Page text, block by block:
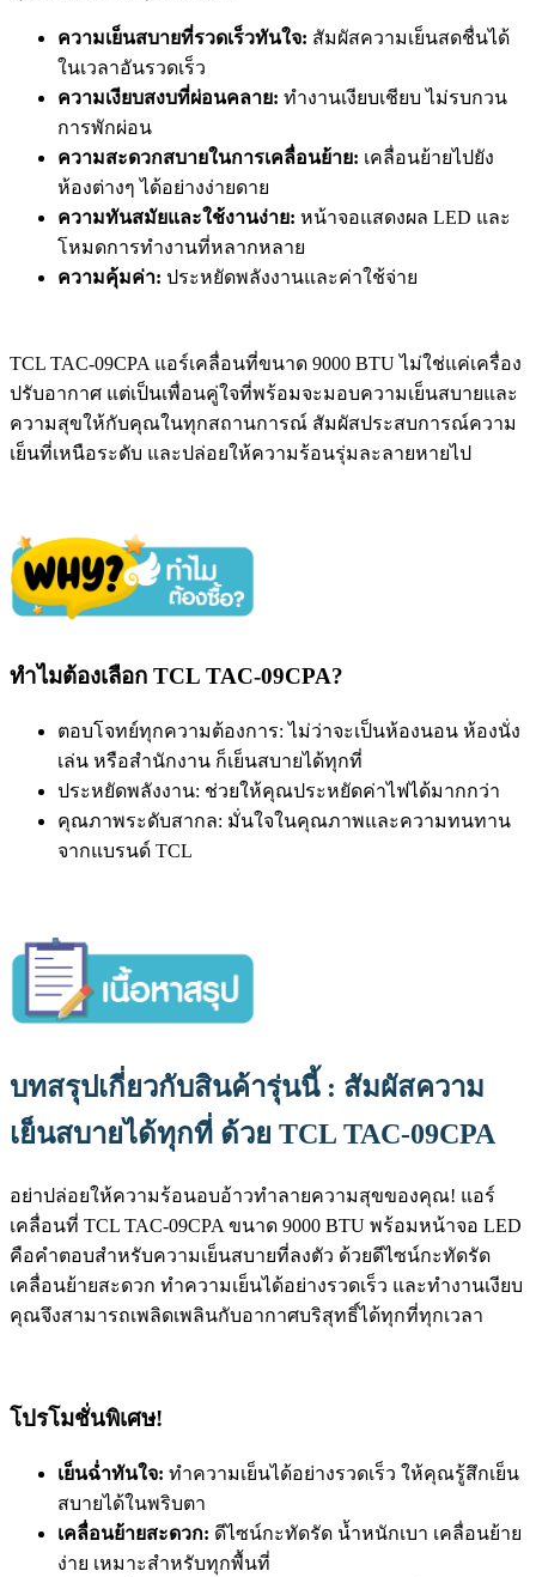
ความเย็นสบายที่รวดเร็วทันใจ: สัมผัสความเย็นสดชื่นได้
ในเวลาอันรวดเร็ว
ความเงียบสงบที่ผ่อนคลาย: ทำงานเงียบเชียบ ไม่รบกวน
การพักผ่อน
ความสะดวกสบายในการเคลื่อนย้าย: เคลื่อนย้ายไปยัง
ห้องต่างๆ ได้อย่างง่ายดาย
ความทันสมัยและใช้งานง่าย: หน้าจอแสดงผล LED และ
โหมดการทำงานที่หลากหลาย
ความคุ้มค่า: ประหยัดพลังงานและค่าใช้จ่าย
TCL TAC-09CPA แอร์เคลื่อนที่ขนาด 9000 BTU ไม่ใช่แค่เครื่อง
ปรับอากาศ แต่เป็นเพื่อนคู่ใจที่พร้อมจะมอบความเย็นสบายและ
ความสุขให้กับคุณในทุกสถานการณ์ สัมผัสประสบการณ์ความ
เย็นที่เหนือระดับ และปล่อยให้ความร้อนรุ่มละลายหายไป
ทำไมต้องเลือก TCL TAC-09CPA?
ตอบโจทย์ทุกความต้องการ: ไม่ว่าจะเป็นห้องนอน ห้องนั่ง
เล่น หรือสำนักงาน ก็เย็นสบายได้ทุกที่
ประหยัดพลังงาน: ช่วยให้คุณประหยัดค่าไฟได้มากกว่า
คุณภาพระดับสากล: มั่นใจในคุณภาพและความทนทาน
จากแบรนด์ TCL
บทสรุปเกี่ยวกับสินค้ารุ่นนี้ : สัมผัสความ
เย็นสบายได้ทุกที่ ด้วย TCL TAC-09CPA
อย่าปล่อยให้ความร้อนอบอ้าวทำลายความสุขของคุณ! แอร์
เคลื่อนที่ TCL TAC-09CPA ขนาด 9000 BTU พร้อมหน้าจอ LED
คือคำตอบสำหรับความเย็นสบายที่ลงตัว ด้วยดีไซน์กะทัดรัด
เคลื่อนย้ายสะดวก ทำความเย็นได้อย่างรวดเร็ว และทำงานเงียบ
คุณจึงสามารถเพลิดเพลินกับอากาศบริสุทธิ์ได้ทุกที่ทุกเวลา
โปรโมชั่นพิเศษ!
เย็นฉ่ำทันใจ: ทำความเย็นได้อย่างรวดเร็ว ให้คุณรู้สึกเย็น
สบายได้ในพริบตา
เคลื่อนย้ายสะดวก: ดีไซน์กะทัดรัด น้ำหนักเบา เคลื่อนย้าย
ง่าย เหมาะสำหรับทุกพื้นที่